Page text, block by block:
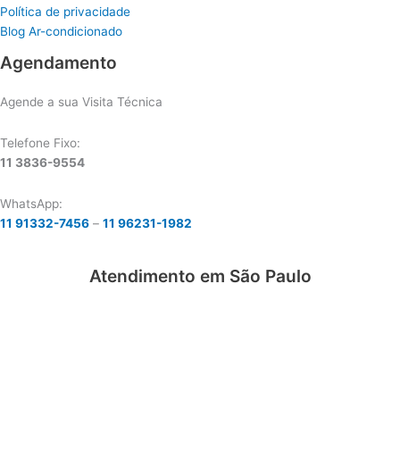
Política de privacidade
Blog Ar-condicionado
Agendamento
Agende a sua Visita Técnica
Telefone Fixo:
11 3836-9554
WhatsApp:
11 91332-7456 – 11 96231-1982
Atendimento em São Paulo